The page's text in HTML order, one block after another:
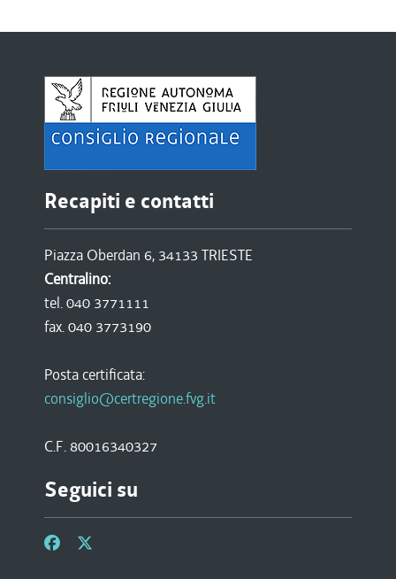
Recapiti e contatti
Piazza Oberdan 6, 34133 TRIESTE
Centralino:
tel. 040 3771111
fax. 040 3773190
Posta certificata:
consiglio@certregione.fvg.it
C.F. 80016340327
Seguici su